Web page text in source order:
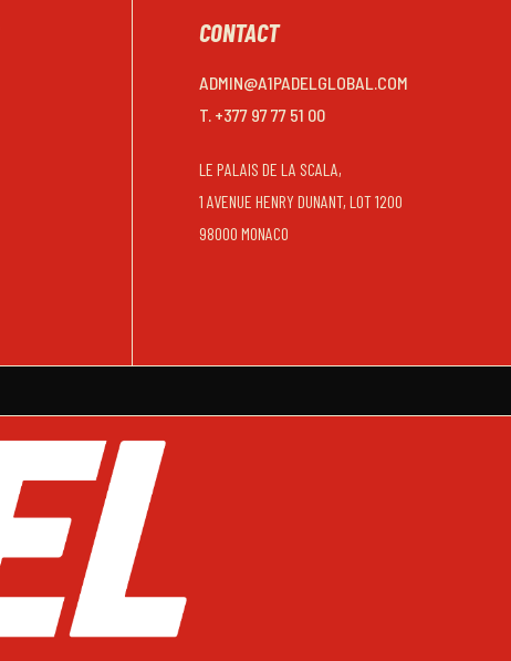
CONTACT
ADMIN@A1PADELGLOBAL.COM
T. +377 97 77 51 00
LE PALAIS DE LA SCALA,
1 AVENUE HENRY DUNANT, LOT 1200
98000 MONACO